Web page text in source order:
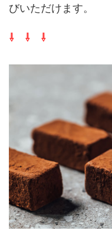
びいただけます。
⇩ ⇩ ⇩